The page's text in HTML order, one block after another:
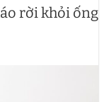
rời khỏi ống